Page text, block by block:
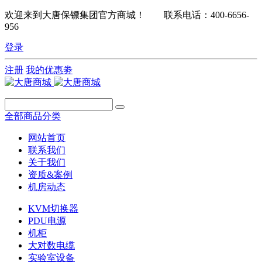
欢迎来到大唐保镖集团官方商城！ 联系电话：400-6656-
956
登录
注册 我的优惠劵
全部商品分类
网站首页
联系我们
关于我们
资质&案例
机房动态
KVM切换器
PDU电源
机柜
大对数电缆
实验室设备